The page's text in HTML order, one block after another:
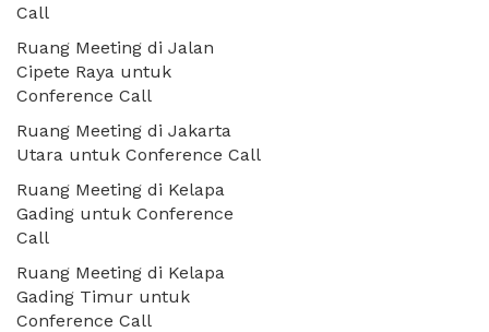
Call
Ruang Meeting di Jalan
Cipete Raya untuk
Conference Call
Ruang Meeting di Jakarta
Utara untuk Conference Call
Ruang Meeting di Kelapa
Gading untuk Conference
Call
Ruang Meeting di Kelapa
Gading Timur untuk
Conference Call